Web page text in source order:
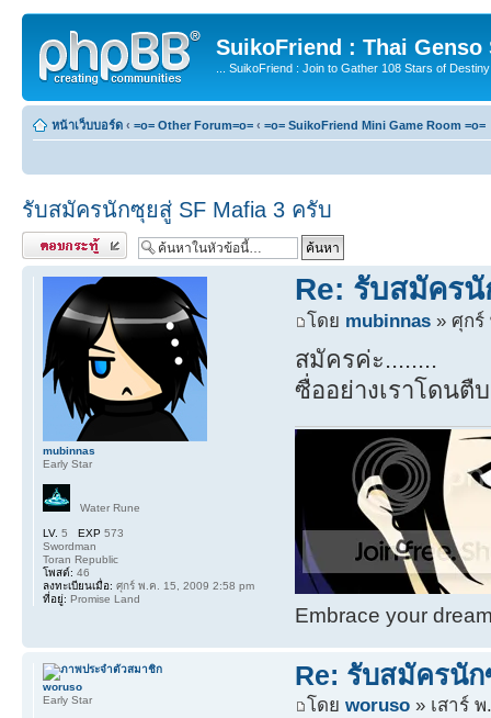
SuikoFriend : Thai Genso
... SuikoFriend : Join to Gather 108 Stars of
หน้าเว็บบอร์ด ‹ =o= Other Forum=o= ‹ =o= SuikoFriend Mini Game Room =o=
รับสมัครนักซุยสู่ SF Mafia 3 ครับ
ตอบกระทู้
Re: รับสมัคร
โดย mubinnas » ศุกร์
สมัครค่ะ........
ซื่ออย่างเราโดนตื
Embrace your
mubinnas
Early Star
Water Rune
LV. 5 EXP 573
Swordman
Toran Republic
โพสต์: 46
ลงทะเบียนเมื่อ: ศุกร์ พ.ค. 15, 2009 2:58 pm
ที่อยู่: Promise Land
Re: รับสมัครนั
โดยworuso » เสาร์
woruso
Early Star